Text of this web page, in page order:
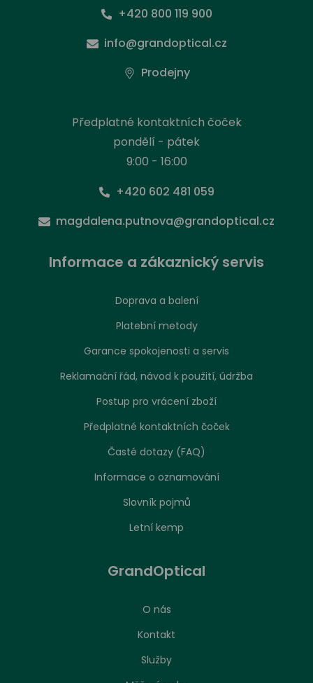
+420 800 119 900
info@grandoptical.cz
Prodejny
Předplatné kontaktních čoček
pondělí - pátek
9:00 - 16:00
+420 602 481 059
magdalena.putnova@grandoptical.cz
Informace a zákaznický servis
Doprava a balení
Platební metody
Garance spokojenosti a servis
Reklamační řád, návod k použití, údržba
Postup pro vrácení zboží
Předplatné kontaktních čoček
Časté dotazy (FAQ)
Informace o oznamování
Slovník pojmů
Letní kemp
GrandOptical
O nás
Kontakt
Služby